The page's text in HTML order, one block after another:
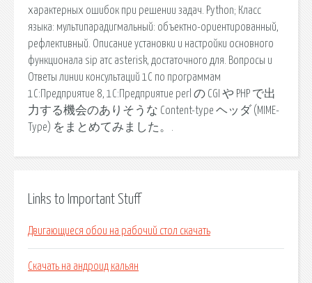
характерных ошибок при решении задач. Python; Класс
языка: мультипарадигмальный: объектно-ориентированный,
рефлективный. Описание установки и настройки основного
функционала sip атс asterisk, достаточного для. Вопросы и
Ответы линии консультаций 1С по программам
1С:Предприятие 8, 1С:Предприятие perl の CGI や PHP で出
力する機会のありそうな Content-type ヘッダ (MIME-
Type) をまとめてみました。.
Links to Important Stuff
Двигающиеся обои на рабочий стол скачать
Скачать на андроид кальян